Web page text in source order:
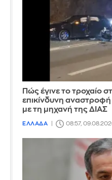
Πώς έγινε το τροχαίο
επικίνδυνη αναστροφή
με τη μηχανή της ΔΙΑΣ
ΕΛΛΑΔΑ 08:57,